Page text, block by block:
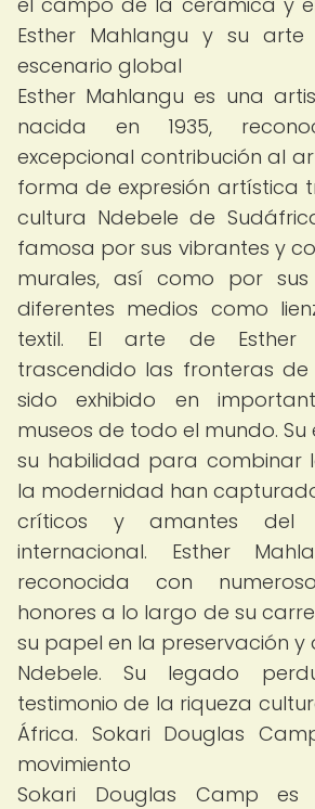
Esther Mahlangu y su
escenario global
Esther Mahlangu es una
nacida en 1935,
excepcional contribución al
forma de expresión artística
cultura Ndebele de
famosa por sus vibrantes y
murales, así como por sus
diferentes medios como
textil. El arte de Esther
trascendido las fronteras
sido exhibido en
museos de todo el mundo. Su
su habilidad para combinar
la modernidad han
críticos y amantes
internacional. Esther
reconocida con
honores a lo largo de su
su papel en la preservación y
Ndebele. Su legado
testimonio de la riqueza
África. Sokari Douglas
movimiento
Sokari Douglas Camp es